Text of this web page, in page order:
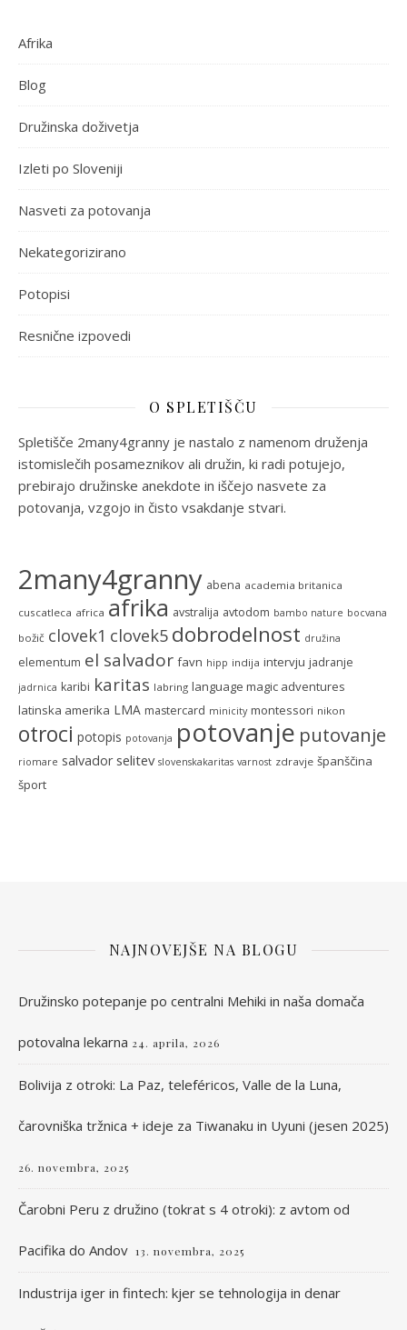
Afrika
Blog
Družinska doživetja
Izleti po Sloveniji
Nasveti za potovanja
Nekategorizirano
Potopisi
Resnične izpovedi
O SPLETIŠČU
Spletišče 2many4granny je nastalo z namenom druženja
istomislečih posameznikov ali družin, ki radi potujejo,
prebirajo družinske anekdote in iščejo nasvete za
potovanja, vzgojo in čisto vsakdanje stvari.
2many4granny abena academia britanica
cuscatleca africa afrika avstralija avtodom bambo nature bocvana
božič clovek1 clovek5 dobrodelnost družina
elementum el salvador favn hipp indija intervju jadranje
jadrnica karibi karitas labring language magic adventures
latinska amerika LMA mastercard minicity montessori nikon
otroci potopis potovanja potovanje putovanje
riomare salvador selitev slovenskakaritas varnost zdravje španščina
šport
NAJNOVEJŠE NA BLOGU
Družinsko potepanje po centralni Mehiki in naša domača
potovalna lekarna 24. aprila, 2026
Bolivija z otroki: La Paz, teleféricos, Valle de la Luna,
čarovniška tržnica + ideje za Tiwanaku in Uyuni (jesen 2025)
26. novembra, 2025
Čarobni Peru z družino (tokrat s 4 otroki): z avtom od
Pacifika do Andov 13. novembra, 2025
Industrija iger in fintech: kjer se tehnologija in denar